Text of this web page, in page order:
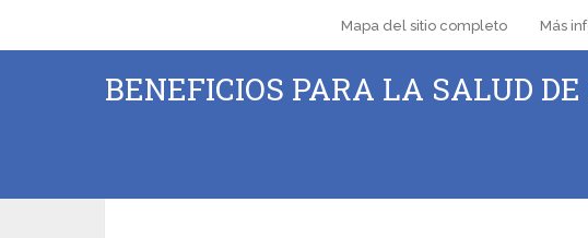
Mapa del sitio completo Más
BENEFICIOS PARA LA SALUD